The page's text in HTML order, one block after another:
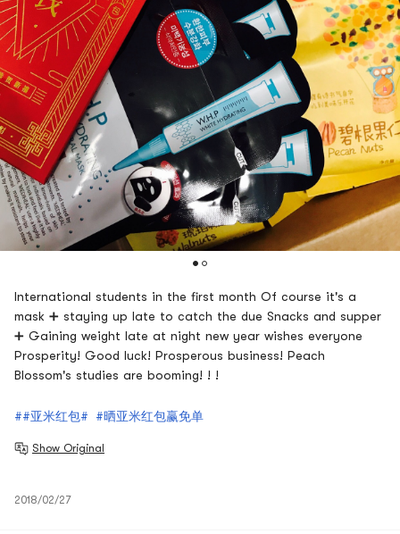
International students in the first month Of course it's a
mask ➕ staying up late to catch the due Snacks and supper
➕ Gaining weight late at night new year wishes everyone
Prosperity! Good luck! Prosperous business! Peach
Blossom's studies are booming! ! !
##亚米红包# #晒亚米红包赢免单
Show Original
2018/02/27